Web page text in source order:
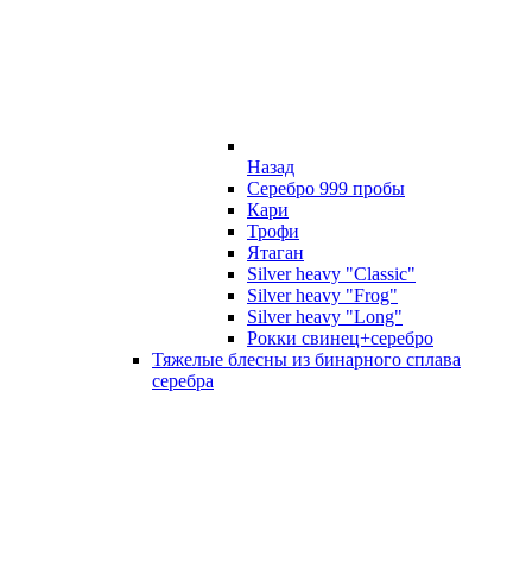
Назад
Серебро 999 пробы
Кари
Трофи
Ятаган
Silver heavy "Classic"
Silver heavy "Frog"
Silver heavy "Long"
Рокки свинец+серебро
Тяжелые блесны из бинарного сплава
серебра